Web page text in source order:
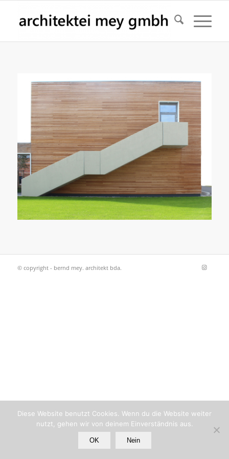
© copyright - bernd mey. architekt bda.
Diese Website benutzt Cookies. Wenn du die Website weiter
nutzt, gehen wir von deinem Einverständnis aus.
OK Nein